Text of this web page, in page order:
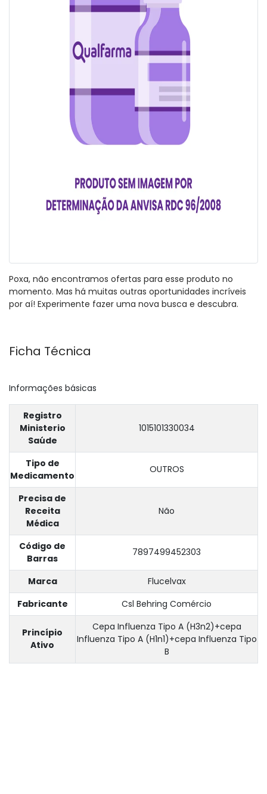
Poxa, não encontramos ofertas para esse produto no
momento. Mas há muitas outras oportunidades incríveis
por aí! Experimente fazer uma nova busca e descubra.
Ficha Técnica
Informações básicas
Registro
Ministerio
Saúde
1015101330034
Tipo de
Medicamento
OUTROS
Precisa de
Receita
Médica
Não
Código de
Barras
7897499452303
Marca
Flucelvax
Fabricante
Csl Behring Comércio
Princípio
Ativo
Cepa Influenza Tipo A (H3n2)+cepa
Influenza Tipo A (H1n1)+cepa Influenza Tipo
B